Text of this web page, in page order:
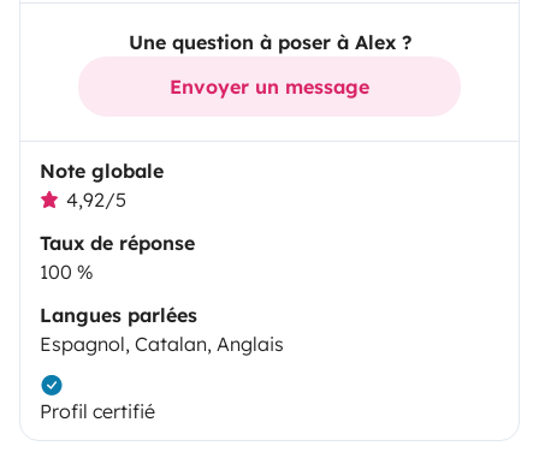
Une question à poser à Alex ?
Envoyer un message
Note globale
4,92/5
Taux de réponse
100 %
Langues parlées
Espagnol, Catalan, Anglais
Profil certifié